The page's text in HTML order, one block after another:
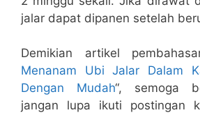
jalar dapat dipanen setelah
Demikian artikel
Menanam Ubi Jalar Dalam
Dengan Mudah“, semoga
jangan lupa ikuti postingan